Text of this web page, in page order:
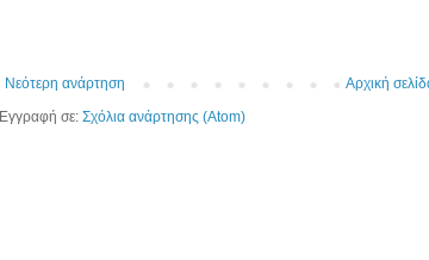
Νεότερη ανάρτηση
Αρχική
Εγγραφή σε: Σχόλια ανάρτησης (Atom)